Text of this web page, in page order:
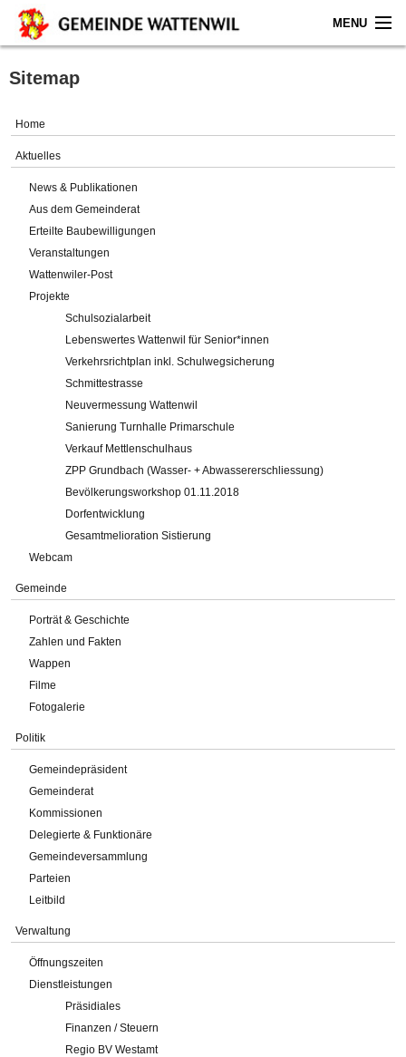
MENU
Home
Gemeinde
Verwaltung
Online-Service
Impressum
Sitemap
Home
Aktuelles
News & Publikationen
Aus dem Gemeinderat
Erteilte Baubewilligungen
Veranstaltungen
Wattenwiler-Post
Projekte
Schulsozialarbeit
Lebenswertes Wattenwil für Senior*innen
Verkehrsrichtplan inkl. Schulwegsicherung
Schmittestrasse
Neuvermessung Wattenwil
Sanierung Turnhalle Primarschule
Verkauf Mettlenschulhaus
ZPP Grundbach (Wasser- + Abwassererschliessung)
Bevölkerungsworkshop 01.11.2018
Dorfentwicklung
Gesamtmelioration Sistierung
Webcam
Gemeinde
Porträt & Geschichte
Zahlen und Fakten
Wappen
Filme
Fotogalerie
Politik
Gemeindepräsident
Gemeinderat
Kommissionen
Delegierte & Funktionäre
Gemeindeversammlung
Parteien
Leitbild
Verwaltung
Öffnungszeiten
Dienstleistungen
Präsidiales
Finanzen / Steuern
Regio BV Westamt